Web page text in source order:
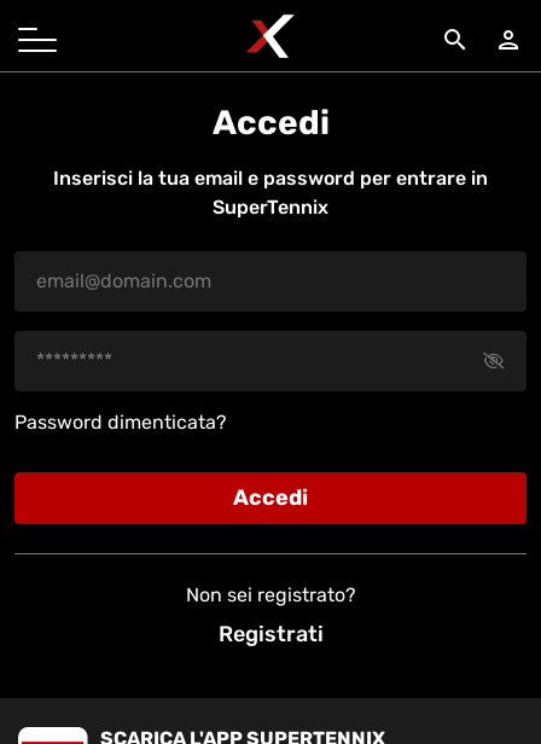
search person
Accedi
Inserisci la tua email e password per entrare in
SuperTennix
Password dimenticata?
Accedi
Non sei registrato?
Registrati
SCARICA L'APP SUPERTENNIX